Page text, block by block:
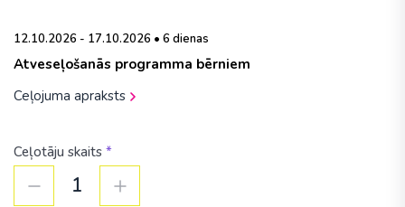
12.10.2026 - 17.10.2026 • 6 dienas
Atveseļošanās programma bērniem
Ceļojuma apraksts
Ceļotāju skaits *
1